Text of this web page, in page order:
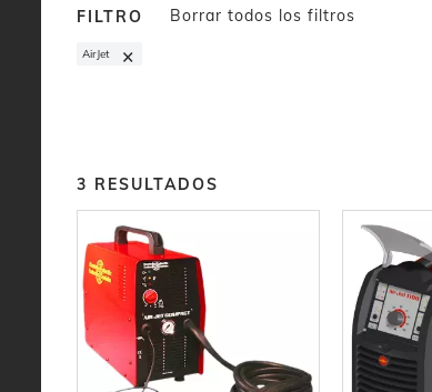
FILTRO Borrar todos los filtros
AirJet ×
3 RESULTADOS